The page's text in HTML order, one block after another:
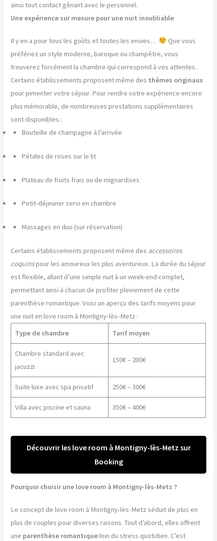
ainsi tout contact gênant avec le personnel.
Une expérience sur mesure pour une nuit inoubliable
Il y en a pour tous les goûts et toutes les envies…
Que vous
préfériez un style moderne, baroque ou champêtre, vous
trouverez forcément la chambre qui correspond à vos attentes.
Certains établissements proposent même des thèmes originaux
pour pimenter votre séjour. Pour rendre votre expérience encore
plus mémorable, de nombreuses prestations supplémentaires
sont disponibles :
Bouteille de champagne à l’arrivée
Pétales de roses sur le lit
Plateau de fruits frais ou de mignardises
Petit-déjeuner servi en chambre
Massages en duo (sur réservation)
Certains établissements proposent même des accessoires
coquinspour les amoureux les plus aventureux. La durée du séjour
est flexible, allant d’une simple nuit à un week-end complet,
permettant ainsi à chacun de profiter pleinement de cette
parenthèse romantique. Voici un aperçu des tarifs moyens pour
une nuit en love room à Montigny-lès-Metz :
Type de chambre
Tarif moyen
Chambre standard avec
jacuzzi
150€ – 200€
Suite luxe avec spa privatif 250€ – 300€
Villa avec piscine et sauna 350€ – 400€
Découvrir les love room à Montigny-lès-Metz sur
Booking
Pourquoi choisir une love room à Montigny-lès-Metz ?
Le concept de love room à Montigny-lès-Metz séduit de plus en
plus de couples pour diverses raisons. Tout d’abord, elles offrent
une parenthèse romantiqueloin du stress quotidien. C’est